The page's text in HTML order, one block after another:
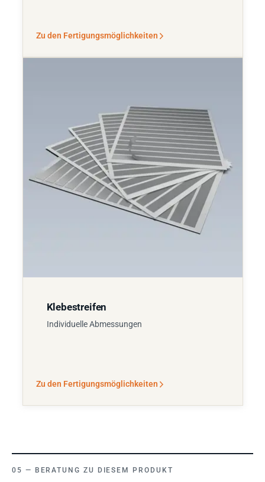
Zu den Fertigungsmöglichkeiten
Klebestreifen
Individuelle Abmessungen
Zu den Fertigungsmöglichkeiten
BERATUNG ZU DIESEM PRODUKT